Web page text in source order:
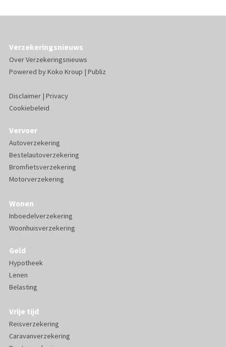
Verzekeringsnieuws
Over Verzekeringsnieuws
Powered byKoko Kroup | Publiz
Disclaimer| Privacy
Cookiebeleid
Vervoer
Autoverzekering
Bestelautoverzekering
Bromfietsverzekering
Motorverzekering
Wonen
Inboedelverzekering
Woonhuisverzekering
Geld
Hypotheek
Lenen
Belasting
Vrije tijd
Reisverzekering
Caravanverzekering